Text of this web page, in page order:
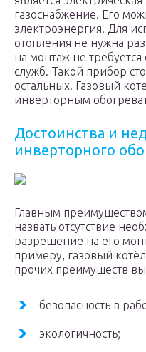
газоснабжение. Его
электроэнергия. Для
отопления не нужна
на монтаж не
служб. Такой прибор
остальных. Газовый
инверторным
Достоинства и
инверторного
Главным
назвать отсутствие
разрешение на его
примеру, газовый
прочих преимуществ
безопасность в
экологичность;